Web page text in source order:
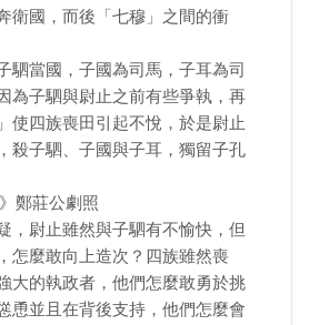
衛國，而後「七穆」之間的衝
駟當國，子國為司馬，子耳為司
為子駟與尉止之前有些爭執，再
使四族喪田引起不悅，於是尉止
殺子駟、子國與子耳，獨留子孔
鄭莊公劇照
，尉止雖然與子駟有不愉快，但
怎麼敢向上造次？四族雖然喪
大的執政者，他們怎麼敢勇於挑
恿並且在背後支持，他們怎麼會